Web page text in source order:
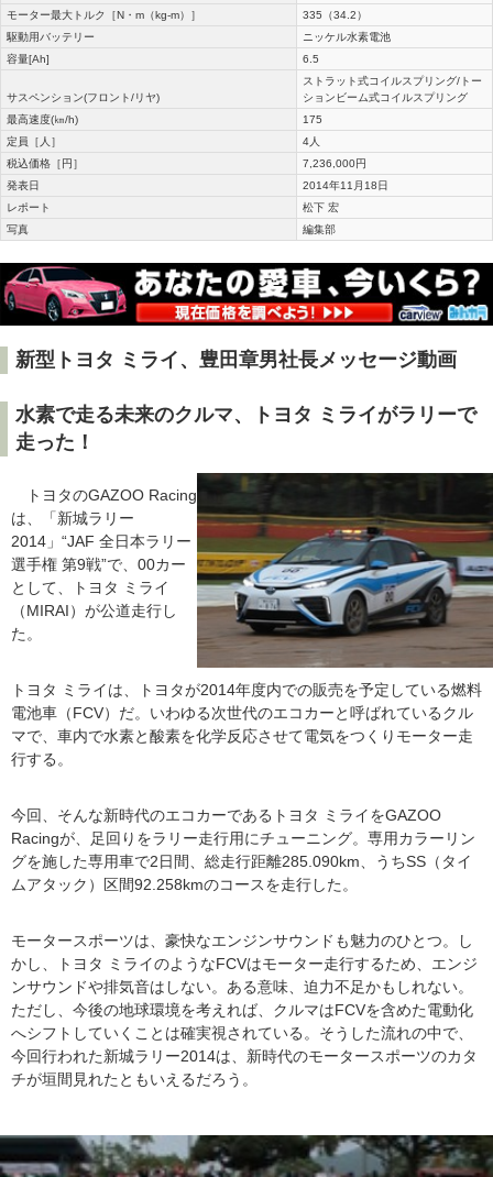
モーター最大トルク［N・m（kg-m）］
335（34.2）
駆動用バッテリー
ニッケル水素電池
容量[Ah]
6.5
サスペンション(フロント/リヤ)
ストラット式コイルスプリング/トー
ションビーム式コイルスプリング
最高速度(㎞/h)
175
定員［人］
4人
税込価格［円］
7,236,000円
発表日
2014年11月18日
レポート
松下 宏
写真
編集部
新型トヨタ ミライ、豊田章男社長メッセージ動画
水素で走る未来のクルマ、トヨタ ミライがラリーで
走った！
トヨタのGAZOO Racing
は、「新城ラリー
2014」“JAF 全日本ラリー
選手権 第9戦”で、00カー
として、トヨタ ミライ
（MIRAI）が公道走行し
た。
トヨタ ミライは、トヨタが2014年度内での販売を予定している燃料
電池車（FCV）だ。いわゆる次世代のエコカーと呼ばれているクル
マで、車内で水素と酸素を化学反応させて電気をつくりモーター走
行する。
今回、そんな新時代のエコカーであるトヨタ ミライをGAZOO
Racingが、足回りをラリー走行用にチューニング。専用カラーリン
グを施した専用車で2日間、総走行距離285.090km、うちSS（タイ
ムアタック）区間92.258kmのコースを走行した。
モータースポーツは、豪快なエンジンサウンドも魅力のひとつ。し
かし、トヨタ ミライのようなFCVはモーター走行するため、エンジ
ンサウンドや排気音はしない。ある意味、迫力不足かもしれない。
ただし、今後の地球環境を考えれば、クルマはFCVを含めた電動化
へシフトしていくことは確実視されている。そうした流れの中で、
今回行われた新城ラリー2014は、新時代のモータースポーツのカタ
チが垣間見れたともいえるだろう。